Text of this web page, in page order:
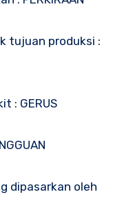
tujuan produksi :
: GERUS
dipasarkan oleh